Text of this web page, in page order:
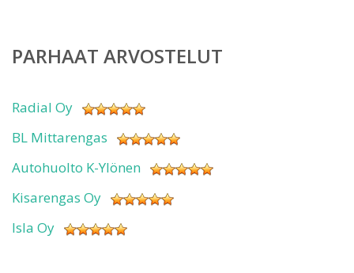
PARHAAT ARVOSTELUT
Radial Oy
BL Mittarengas
Autohuolto K-Ylönen
Kisarengas Oy
Isla Oy